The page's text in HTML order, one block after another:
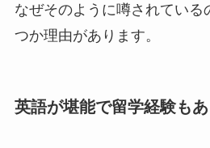
なぜそのように噂されている
つか理由があります。
英語が堪能で留学経験もあ